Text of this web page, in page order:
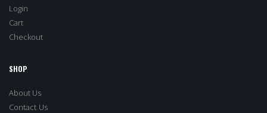
Login
Cart
Checkout
SHOP
About Us
Contact Us